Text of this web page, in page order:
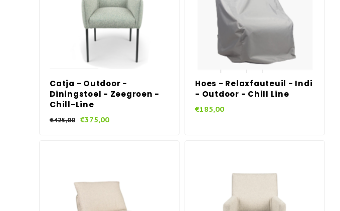
Catja - Outdoor -
Diningstoel - Zeegroen -
Chill-Line
€425,00 €375,00
Hoes - Relaxfauteuil - Indi
- Outdoor - Chill Line
€185,00